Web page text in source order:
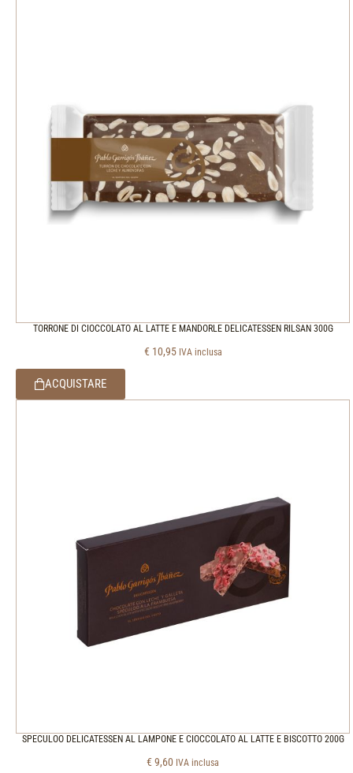
TORRONE DI CIOCCOLATO AL LATTE E MANDORLE DELICATESSEN RILSAN 300G
€ 10,95 IVA inclusa
ACQUISTARE
SPECULOO DELICATESSEN AL LAMPONE E CIOCCOLATO AL LATTE E BISCOTTO 200G
€ 9,60 IVA inclusa